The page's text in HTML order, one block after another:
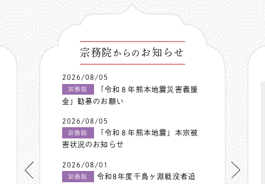
宗務院 からの お知らせ
2026/08/05
宗務院
「令和８年熊本地震災害義援
金」勧募のお願い
2026/08/05
宗務院
「令和８年熊本地震」本宗被
害状況のお知らせ
2026/08/01
宗務院
令和8年度千鳥ヶ淵戦没者追